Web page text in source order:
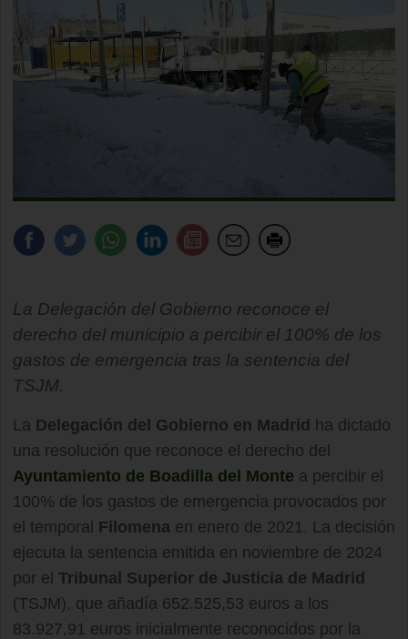
La Delegación del Gobierno reconoce el
derecho del municipio a percibir el 100% de los
gastos de emergencia tras la sentencia del
TSJM.
La Delegación del Gobierno en Madrid ha dictado
una resolución que reconoce el derecho del
Ayuntamiento de Boadilla del Monte a percibir el
100% de los gastos de emergencia provocados por
el temporal Filomena en enero de 2021. La decisión
ejecuta la sentencia emitida en noviembre de 2024
por el Tribunal Superior de Justicia de Madrid
(TSJM), que añadía 652.525,53 euros a los
83.927,91 euros inicialmente reconocidos por la